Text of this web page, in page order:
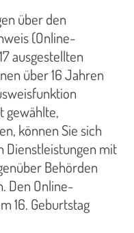
über den
(Online-
ausgestellten
über 16 Jahren
gewählte,
können Sie sich
Dienstleistungen mit
Behörden
Den Online-
16. Geburtstag